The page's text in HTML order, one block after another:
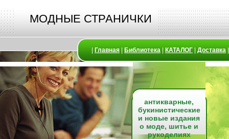
МОДНЫЕ СТРАНИЧКИ
Главная Библиотека КАТАЛОГ Доставка
антикварные,
букинистические
и новые издания
о моде, шитье и
рукоделиях